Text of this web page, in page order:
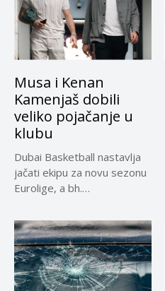
Musa i Kenan
Kamenjaš dobili
veliko pojačanje u
klubu
Dubai Basketball nastavlja
jačati ekipu za novu sezonu
Eurolige, a bh.